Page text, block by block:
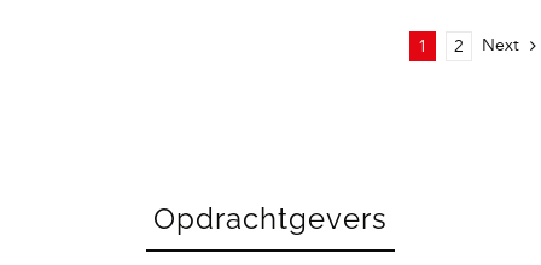
1 2 Next
Opdrachtgevers